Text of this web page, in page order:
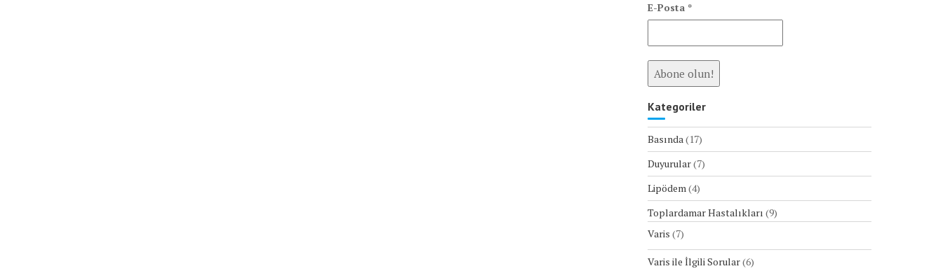
E-Posta *
Kategoriler
Basında(17)
Duyurular(7)
Lipödem(4)
Toplardamar Hastalıkları (9)
Varis (7)
Varis ile İlgili Sorular(6)